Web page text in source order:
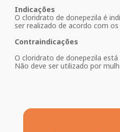
Indicações
O cloridrato de donepezila é
ser realizado de acordo com
Contraindicações
O cloridrato de donepezila
Não deve ser utilizado por